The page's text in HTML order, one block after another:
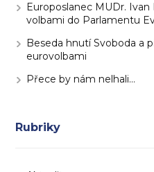
Europoslanec MUDr. Ivan
volbami do Parlamentu
Beseda hnutí Svoboda a
eurovolbami
Přece by nám nelhali…
Rubriky